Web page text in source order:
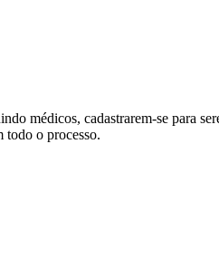
médicos, cadastrarem-se para
todo o processo.